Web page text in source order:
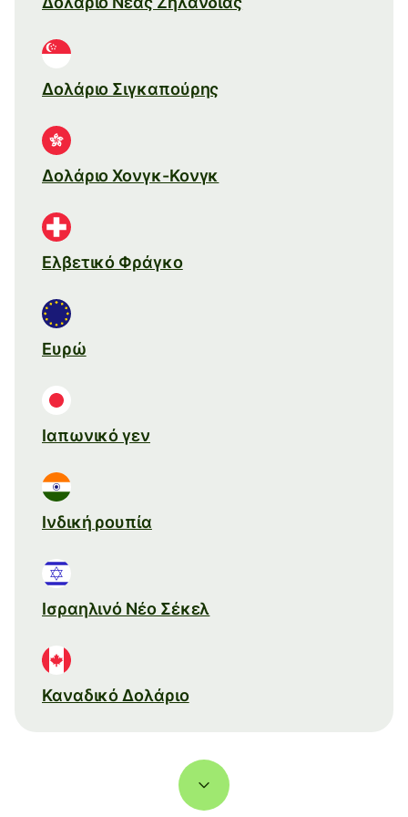
Δολάριο Σιγκαπούρης
Δολάριο Χονγκ-Κονγκ
Ελβετικό Φράγκο
Ευρώ
Ιαπωνικό γεν
Ινδική ρουπία
Ισραηλινό Νέο Σέκελ
Καναδικό Δολάριο